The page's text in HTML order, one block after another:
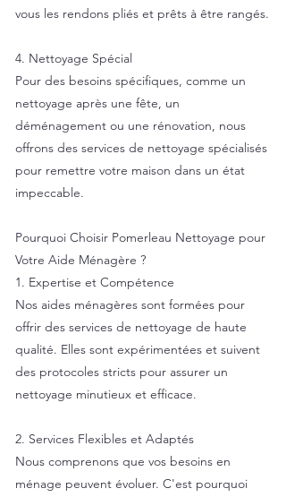
vous les rendons pliés et prêts à être rangés.
4. Nettoyage Spécial
Pour des besoins spécifiques, comme un
nettoyage après une fête, un
déménagement ou une rénovation, nous
offrons des services de nettoyage spécialisés
pour remettre votre maison dans un état
impeccable.
Pourquoi Choisir Pomerleau Nettoyage pour
Votre Aide Ménagère ?
1. Expertise et Compétence
Nos aides ménagères sont formées pour
offrir des services de nettoyage de haute
qualité. Elles sont expérimentées et suivent
des protocoles stricts pour assurer un
nettoyage minutieux et efficace.
2. Services Flexibles et Adaptés
Nous comprenons que vos besoins en
ménage peuvent évoluer. C'est pourquoi